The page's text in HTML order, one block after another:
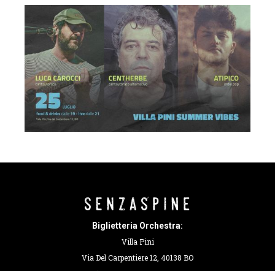
Biglietteria Orchestra:
Villa Pini
Via Del Carpentiere 12, 40138 BO